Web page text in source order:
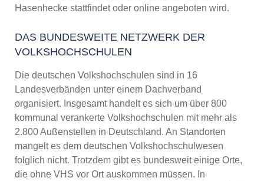
Hasenhecke stattfindet oder online angeboten wird.
DAS BUNDESWEITE NETZWERK DER
VOLKSHOCHSCHULEN
Die deutschen Volkshochschulen sind in 16
Landesverbänden unter einem Dachverband
organisiert. Insgesamt handelt es sich um über 800
kommunal verankerte Volkshochschulen mit mehr als
2.800 Außenstellen in Deutschland. An Standorten
mangelt es dem deutschen Volkshochschulwesen
folglich nicht. Trotzdem gibt es bundesweit einige Orte,
die ohne VHS vor Ort auskommen müssen. In